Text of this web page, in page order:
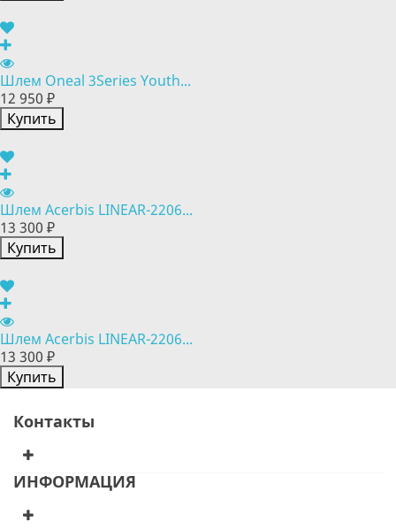
Шлем Oneal 3Series Youth...
12 950 ₽
Купить
Шлем Acerbis LINEAR-2206...
13 300 ₽
Купить
Шлем Acerbis LINEAR-2206...
13 300 ₽
Купить
Контакты
ИНФОРМАЦИЯ